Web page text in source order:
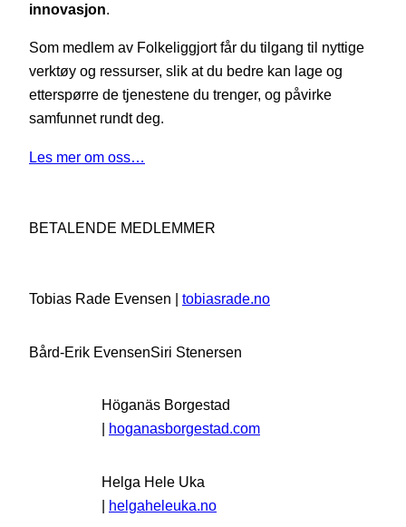
innovasjon.
Som medlem av Folkeliggjort får du tilgang til nyttige
verktøy og ressurser, slik at du bedre kan lage og
etterspørre de tjenestene du trenger, og påvirke
samfunnet rundt deg.
Les mer om oss…
BETALENDE MEDLEMMER
Tobias Rade Evensen | tobiasrade.no
Bård-Erik EvensenSiri Stenersen
Höganäs Borgestad
| hoganasborgestad.com
Helga Hele Uka
| helgaheleuka.no